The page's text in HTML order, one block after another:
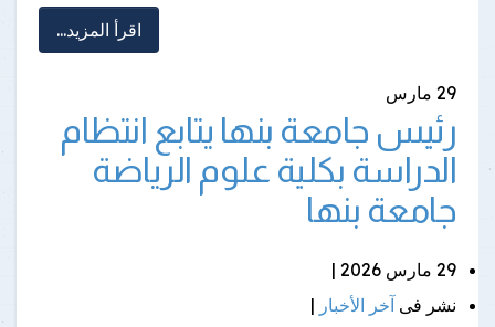
اقرأ المزيد...
29 مارس
رئيس جامعة بنها يتابع انتظام
الدراسة بكلية علوم الرياضة
جامعة بنها
29 مارس 2026 |
نشر فى آخر الأخبار |